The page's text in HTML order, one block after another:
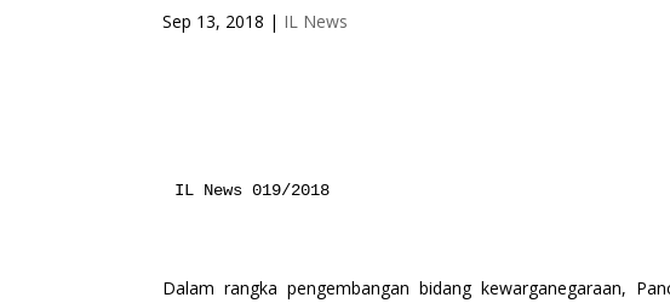
Sep 13, 2018 | IL News
IL News 019/2018
Dalam rangka pengembangan bidang kewarganegaraan,